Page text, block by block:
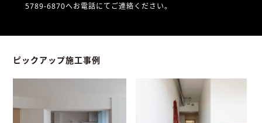
5789-6870へお電話にてご連絡ください。
ピックアップ施工事例